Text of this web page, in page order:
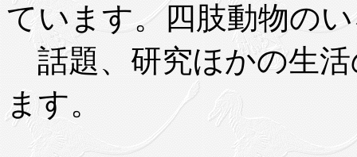
ています。四肢動物の
話題、研究ほかの生
ます。